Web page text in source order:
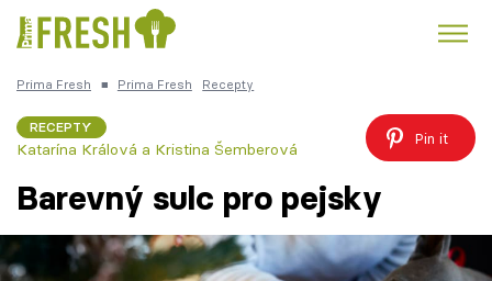
Česká kuchyně Čokoláda
Prima Fresh ■ Prima Fresh Recepty
RECEPTY
Katarína Králová a Kristina Šemberová
Pin it
Barevný sulc pro pejsky